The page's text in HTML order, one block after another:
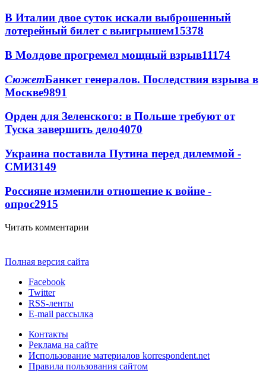
В Италии двое суток искали выброшенный
лотерейный билет с выигрышем15378
В Молдове прогремел мощный взрыв11174
СюжетБанкет генералов. Последствия взрыва в
Москве9891
Орден для Зеленского: в Польше требуют от
Туска завершить дело4070
Украина поставила Путина перед дилеммой -
СМИ3149
Россияне изменили отношение к войне -
опрос2915
Читать комментарии
Полная версия сайта
Facebook
Twitter
RSS-ленты
E-mail рассылка
Контакты
Реклама на сайте
Использование материалов korrespondent.net
Правила пользования сайтом